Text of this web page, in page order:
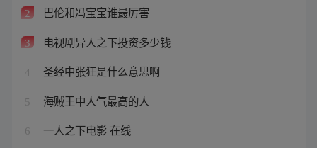
2 巴伦和冯宝宝谁最厉害
3 电视剧异人之下投资多少钱
4 圣经中张狂是什么意思啊
5 海贼王中人气最高的人
6 一人之下电影 在线